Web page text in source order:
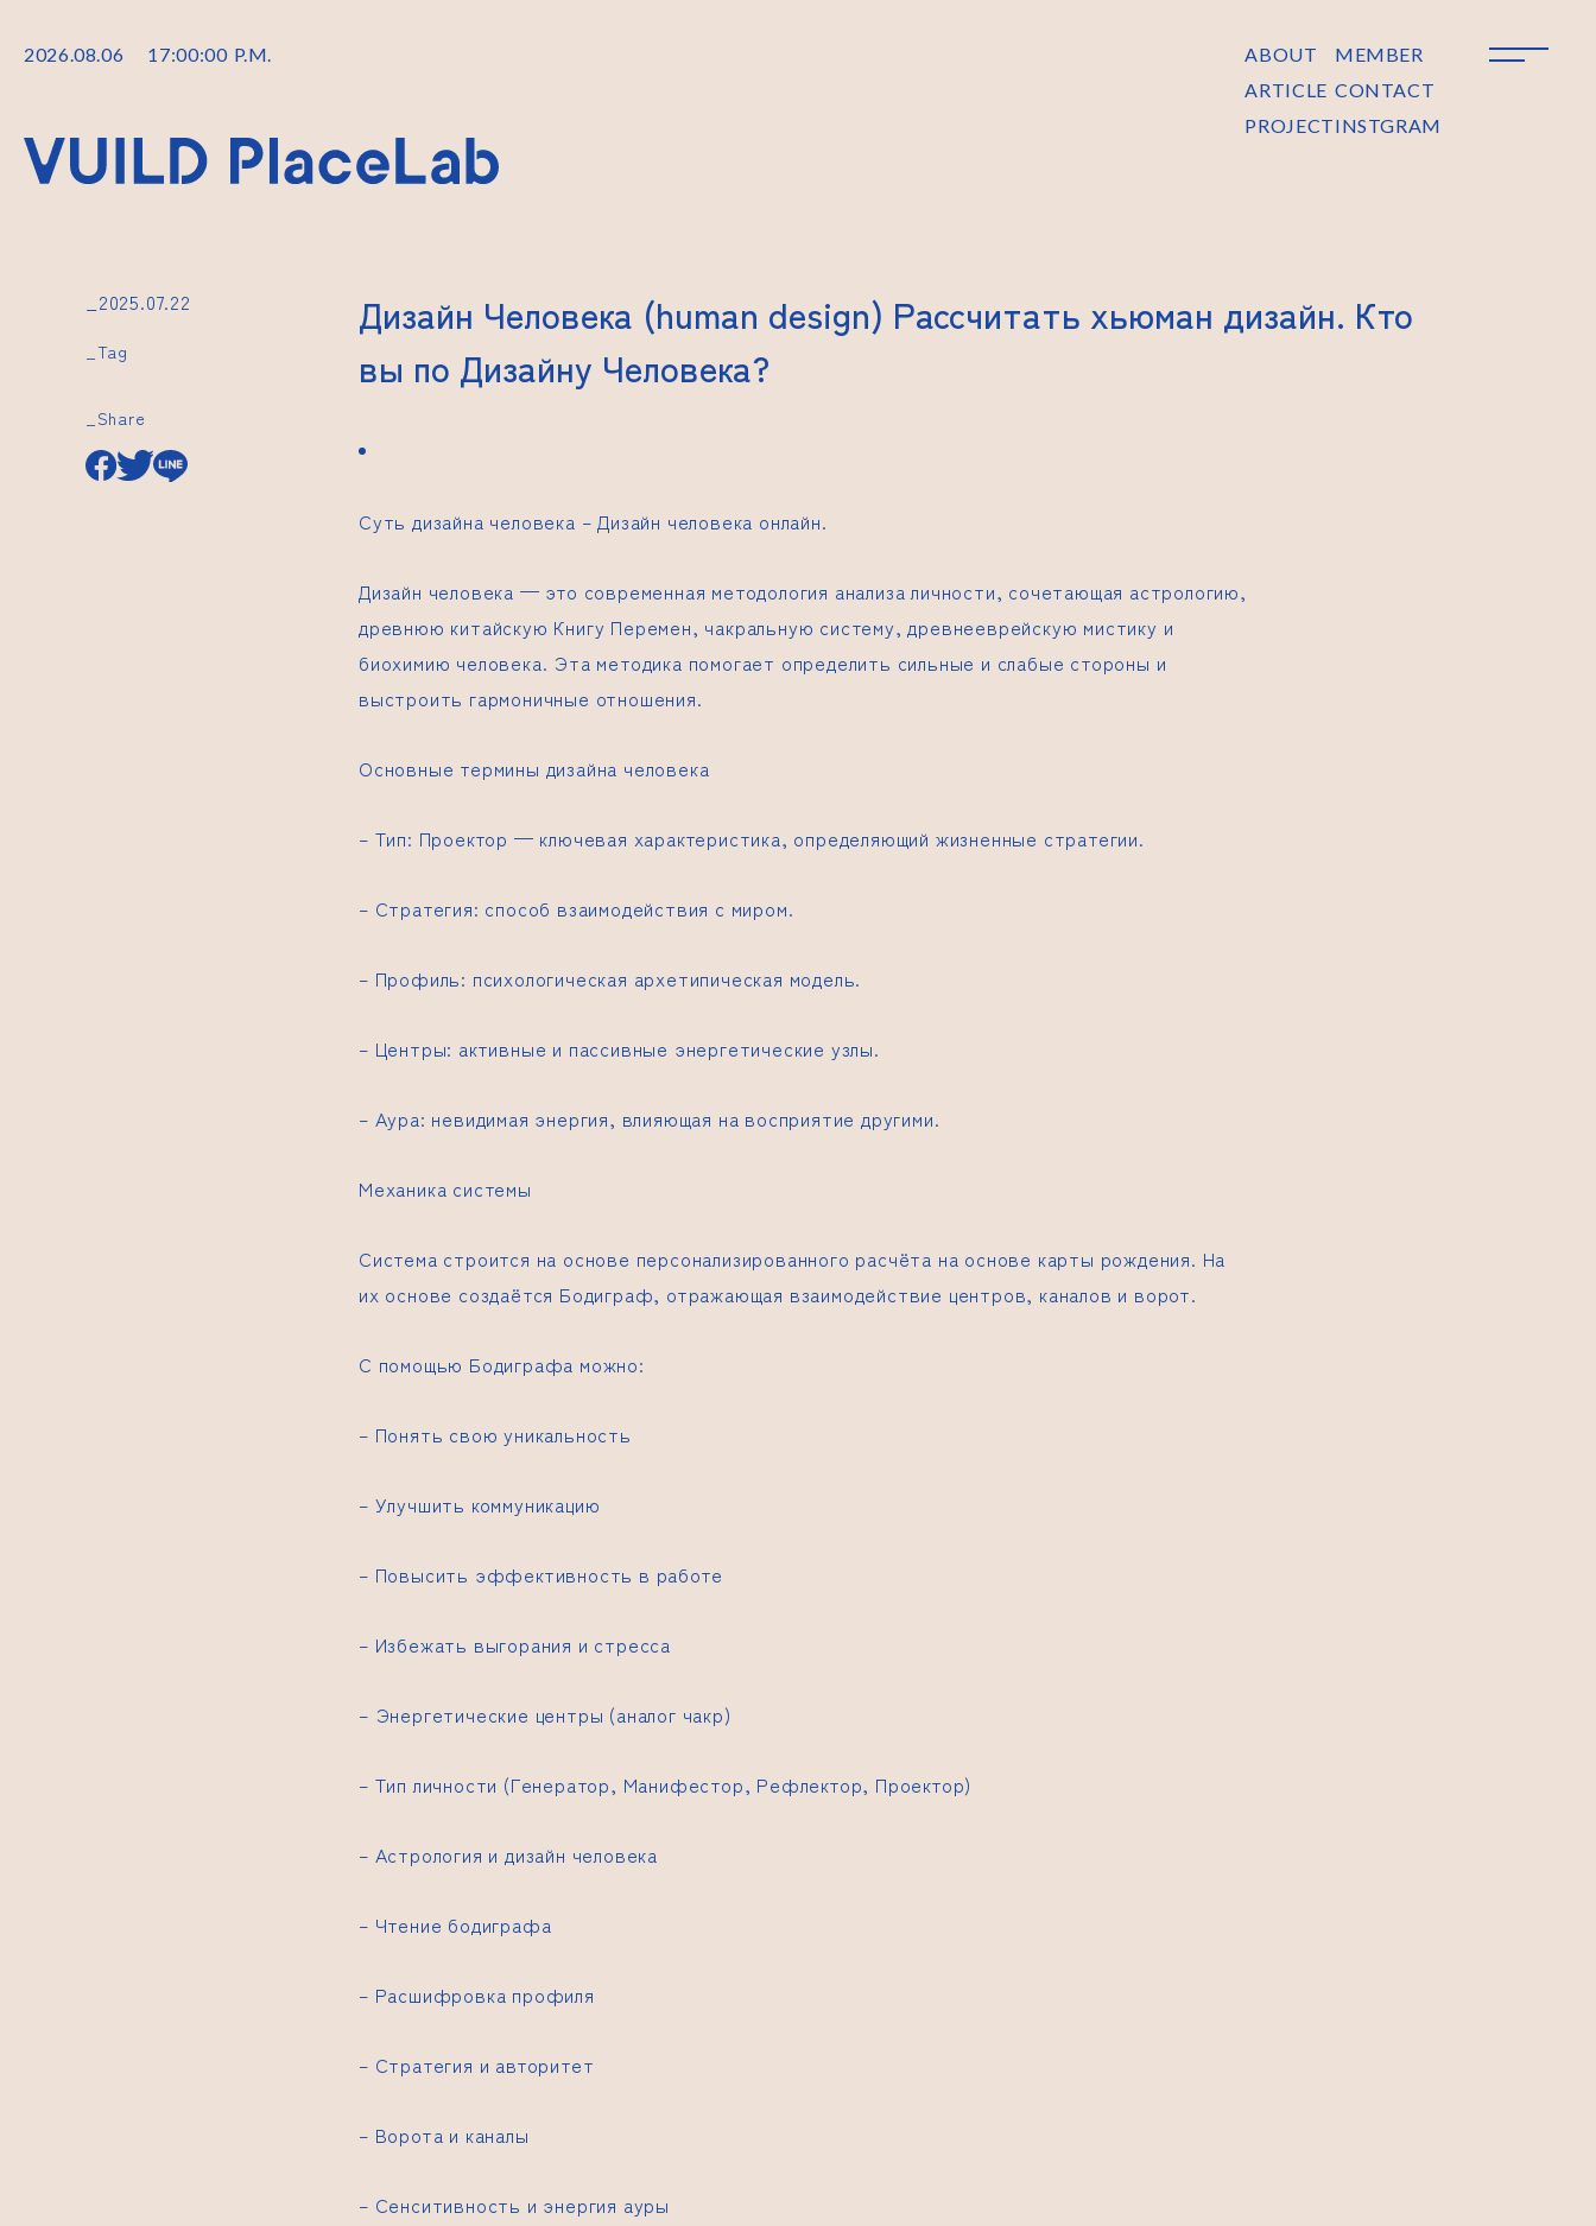
2026.08.06 17:00:01 P.M.
ABOUT
ARTICLE
PROJECT
MEMBER
CONTACT
INSTGRAM
_2025.07.22
_Tag
_Share
Дизайн Человека (human design) Рассчитать хьюман дизайн. Кто
вы по Дизайну Человека?
Суть дизайна человека –Дизайн человека онлайн.
Дизайн человека — это современная методология анализа личности, сочетающая астрологию,
древнюю китайскую Книгу Перемен, чакральную систему, древнееврейскую мистику и
биохимию человека. Эта методика помогает определить сильные и слабые стороны и
выстроить гармоничные отношения.
Основные термины дизайна человека
– Тип: Проектор — ключевая характеристика, определяющий жизненные стратегии.
– Стратегия: способ взаимодействия с миром.
– Профиль: психологическая архетипическая модель.
– Центры: активные и пассивные энергетические узлы.
– Аура: невидимая энергия, влияющая на восприятие другими.
Механика системы
Система строится на основе персонализированного расчёта на основе карты рождения. На
их основе создаётся Бодиграф, отражающая взаимодействие центров, каналов и ворот.
С помощью Бодиграфа можно:
– Понять свою уникальность
– Улучшить коммуникацию
– Повысить эффективность в работе
– Избежать выгорания и стресса
– Энергетические центры (аналог чакр)
– Тип личности (Генератор, Манифестор, Рефлектор, Проектор)
– Астрология и дизайн человека
– Чтение бодиграфа
– Расшифровка профиля
– Стратегия и авторитет
– Ворота и каналы
– Сенситивность и энергия ауры